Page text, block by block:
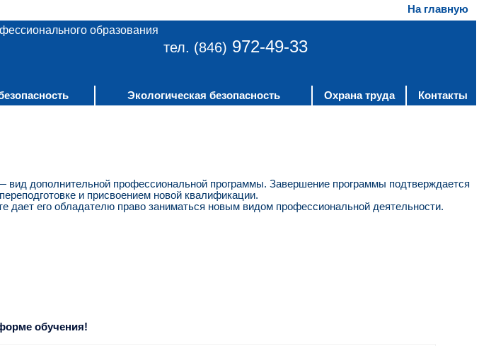
На главную
образования
тел. (846) 972-49-33
Экологическая безопасность Охрана труда Контакты
вид дополнительной профессиональной программы. Завершение программы подтверждается
и присвоением новой квалификации.
дает его обладателю право заниматься новым видом профессиональной деятельности.
обучения!